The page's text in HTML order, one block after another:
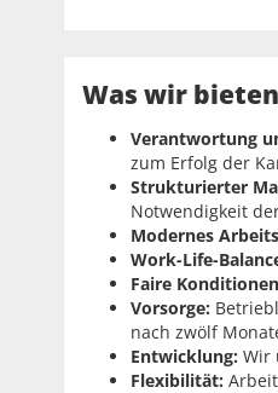
Was wir
Verantwortung
zum Erfolg der
Strukturierter
Notwendigkeit
Modernes
Work-Life-
Faire
Vorsorge:
nach zwölf
Entwicklung: Wir
Flexibilität: